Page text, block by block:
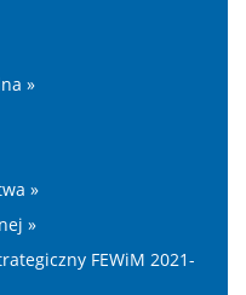
»
»
»
FEWiM 2021-